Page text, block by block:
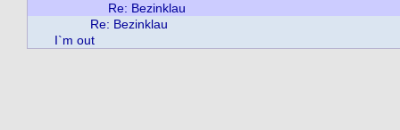
Re: Bezinklau
Re: Bezinklau
I`m out